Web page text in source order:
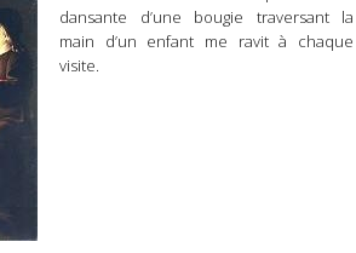
dansante d’une bougie traversant la
main d’un enfant me ravit à chaque
visite.